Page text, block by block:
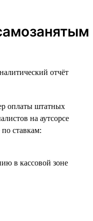
отчёт
оплаты штатных
на аутсорсе
ставкам:
в кассовой зоне